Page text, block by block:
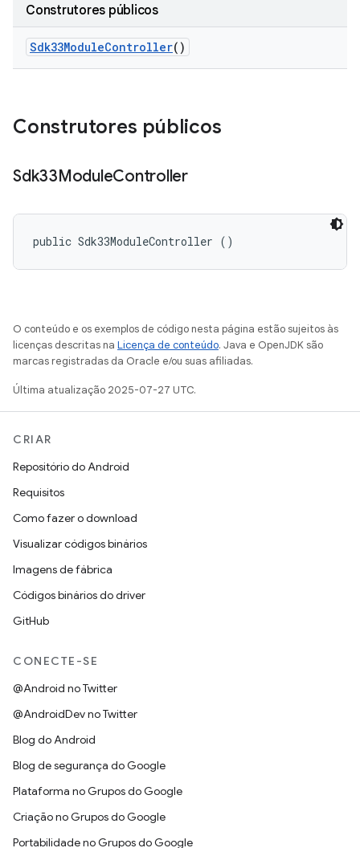
Construtores públicos
Sdk33ModuleController()
Construtores públicos
Sdk33ModuleController
public Sdk33ModuleController ()
O conteúdo e os exemplos de código nesta página estão sujeitos às
licenças descritas na Licença de conteúdo. Java e OpenJDK são
marcas registradas da Oracle e/ou suas afiliadas.
Última atualização 2025-07-27 UTC.
CRIAR
Repositório do Android
Requisitos
Como fazer o download
Visualizar códigos binários
Imagens de fábrica
Códigos binários do driver
GitHub
CONECTE-SE
@Android no Twitter
@AndroidDev no Twitter
Blog do Android
Blog de segurança do Google
Plataforma no Grupos do Google
Criação no Grupos do Google
Portabilidade no Grupos do Google